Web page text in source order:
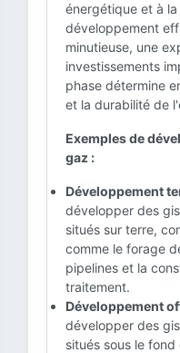
énergétique et à
développement
minutieuse, une
investissements
phase détermine
et la durabilité de
Exemples de
gaz :
Développement
développer des
situés sur terre,
comme le forage
pipelines et la
traitement.
Développement
développer des
situés sous le